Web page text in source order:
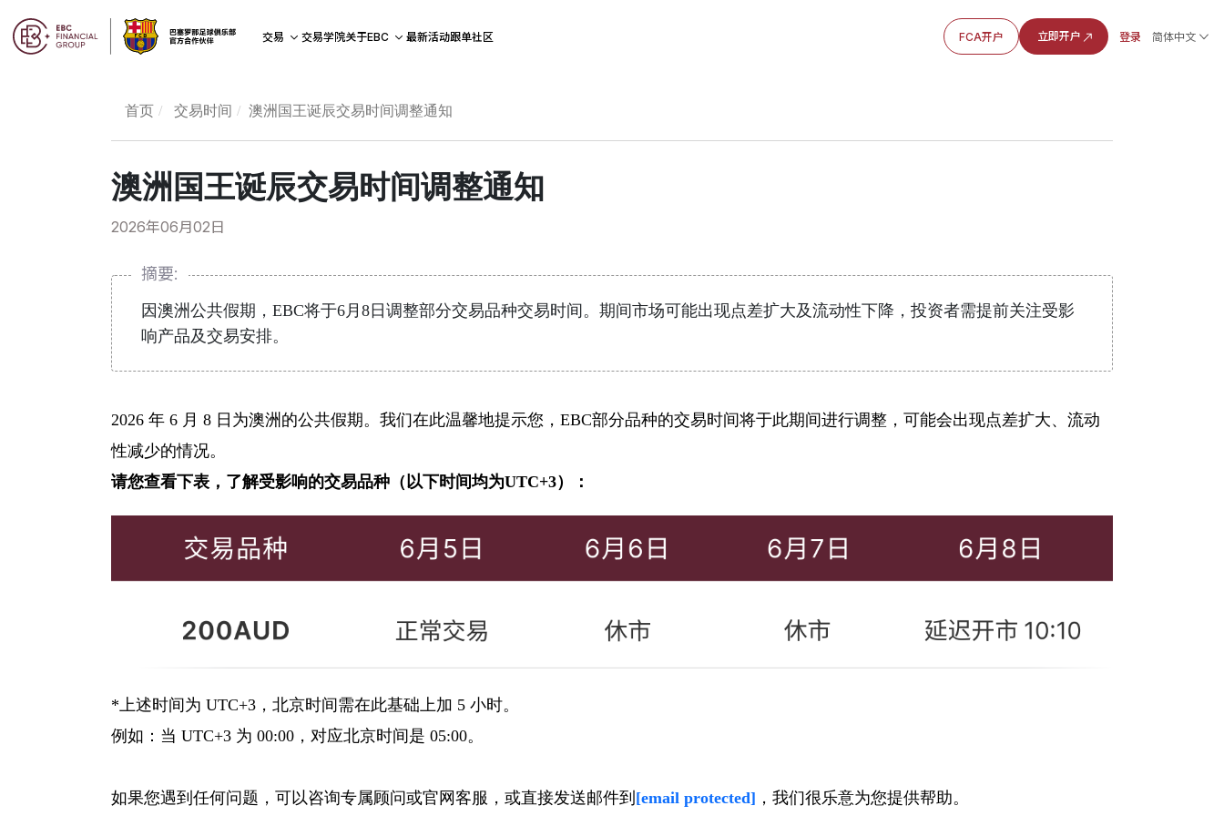
交易 交易学院关于EBC 最新活动跟单社区 FCA开户 立即开户 登录 简体中文
首页 交易时间 澳洲国王诞辰交易时间调整通知
澳洲国王诞辰交易时间调整通知
2026年06月02日
摘要:
因澳洲公共假期，EBC将于6月8日调整部分交易品种交易时间。期间市场可能出现点差扩大及流动性下降，投资者需提前关注受影
响产品及交易安排。
2026 年 6 月 8 日为澳洲的公共假期。我们在此温馨地提示您，EBC部分品种的交易时间将于此期间进行调整，可能会出现点差扩大、流动
性减少的情况。
请您查看下表，了解受影响的交易品种（以下时间均为UTC+3）：
*上述时间为 UTC+3，北京时间需在此基础上加 5 小时。
例如：当 UTC+3 为 00:00，对应北京时间是 05:00。
如果您遇到任何问题，可以咨询专属顾问或官网客服，或直接发送邮件到 [email protected] ，我们很乐意为您提供帮助。